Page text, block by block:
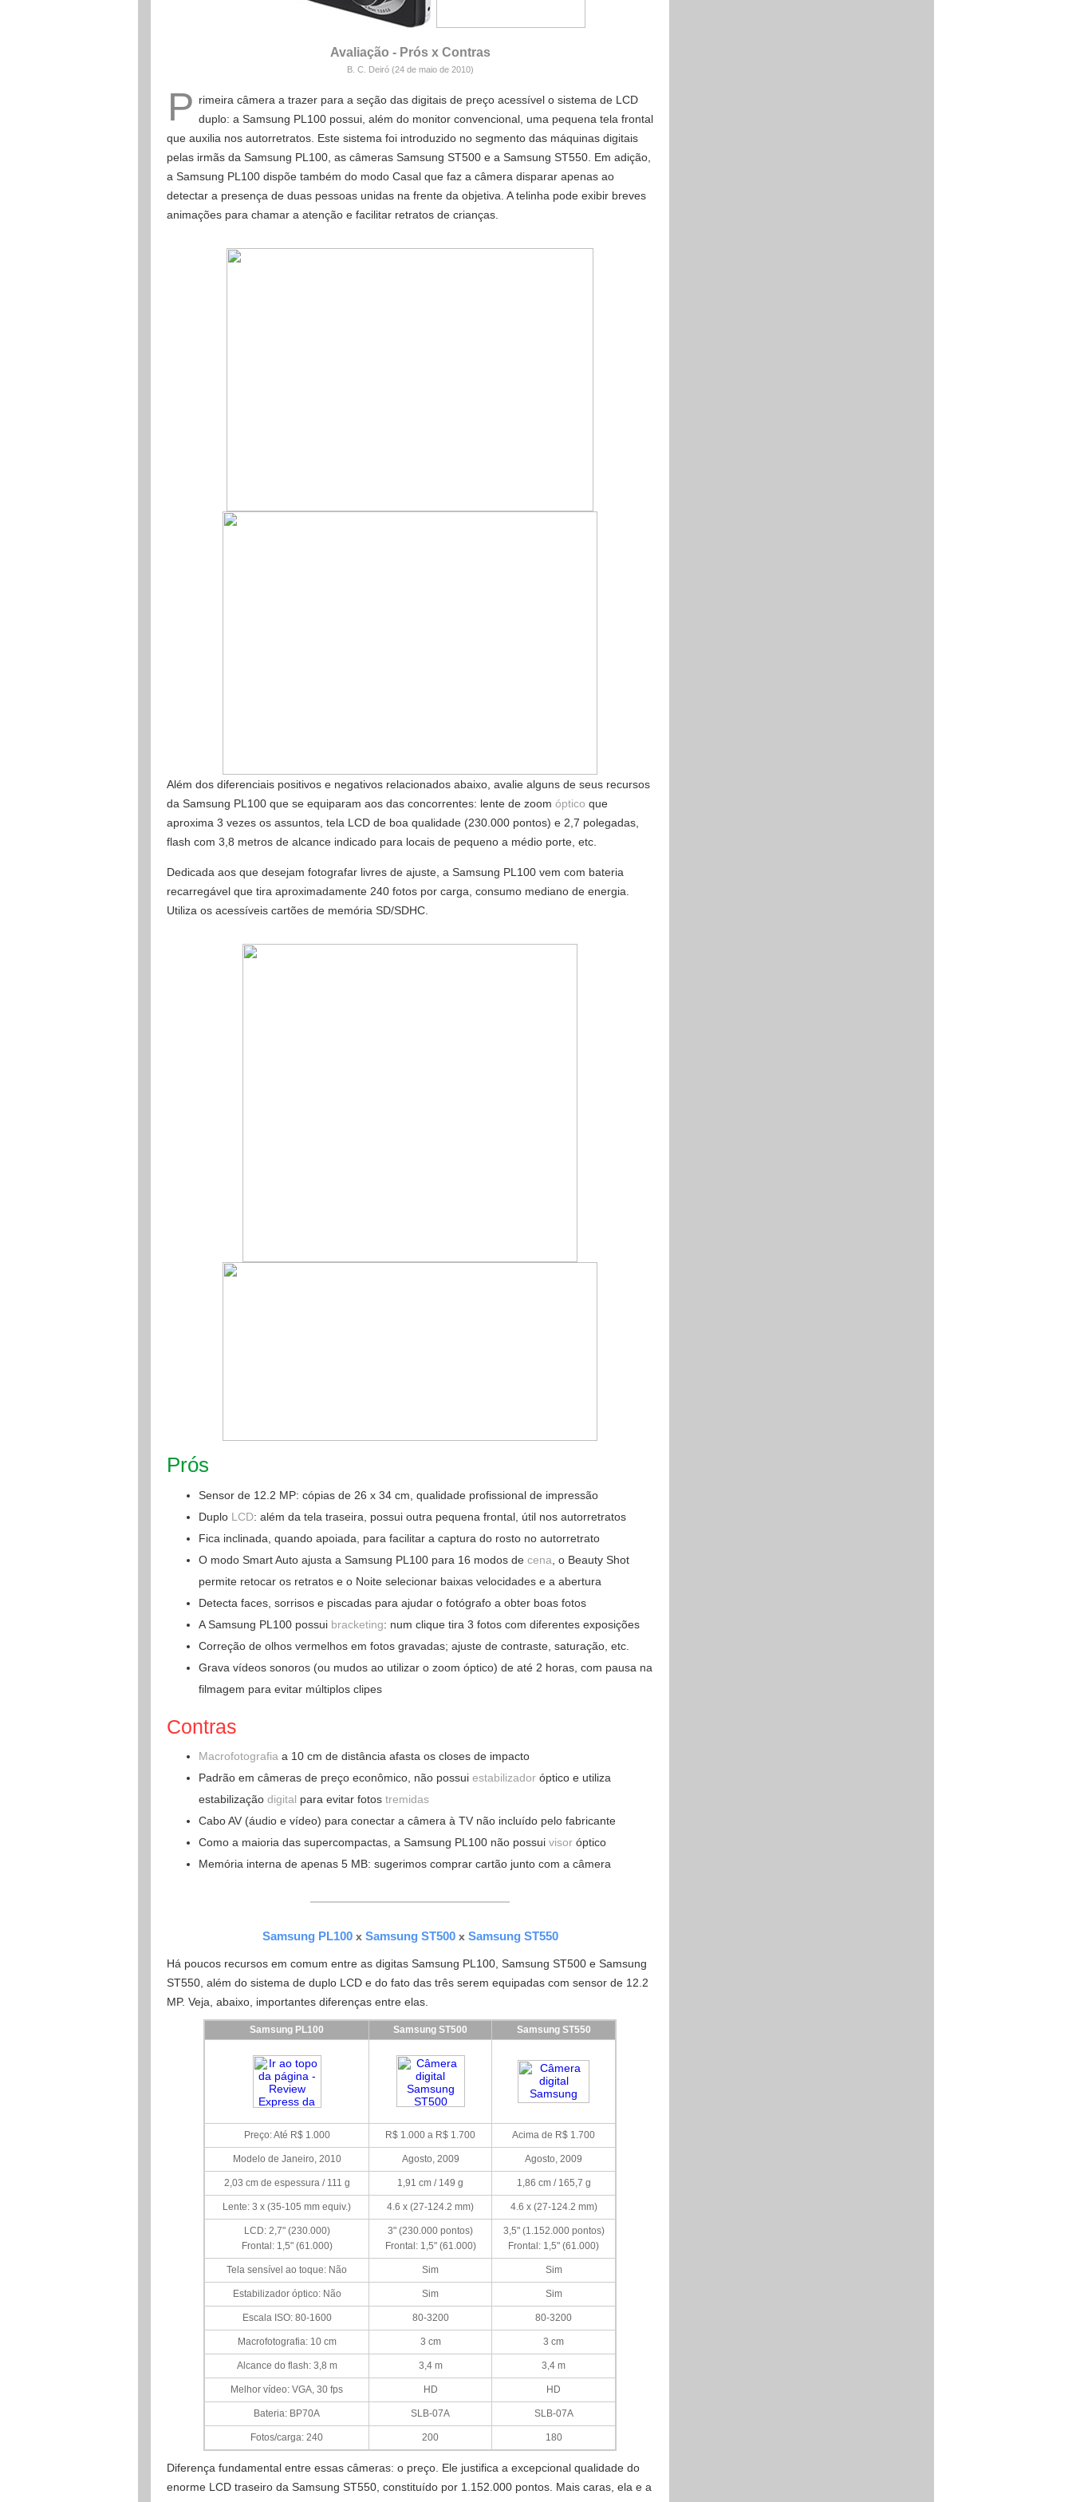
Avaliação - Prós x Contras
B. C. Deiró (24 de maio de 2010)
P rimeira câmera a trazer para a seção das digitais de preço acessível o sistema de LCD
duplo: a Samsung PL100 possui, além do monitor convencional, uma pequena tela frontal
que auxilia nos autorretratos. Este sistema foi introduzido no segmento das máquinas digitais
pelas irmãs da Samsung PL100, as câmeras Samsung ST500 e a Samsung ST550. Em adição,
a Samsung PL100 dispõe também do modo Casal que faz a câmera disparar apenas ao
detectar a presença de duas pessoas unidas na frente da objetiva. A telinha pode exibir breves
animações para chamar a atenção e facilitar retratos de crianças.
Além dos diferenciais positivos e negativos relacionados abaixo, avalie alguns de seus recursos
da Samsung PL100 que se equiparam aos das concorrentes: lente de zoom óptico que
aproxima 3 vezes os assuntos, tela LCD de boa qualidade (230.000 pontos) e 2,7 polegadas,
flash com 3,8 metros de alcance indicado para locais de pequeno a médio porte, etc.
Dedicada aos que desejam fotografar livres de ajuste, a Samsung PL100 vem com bateria
recarregável que tira aproximadamente 240 fotos por carga, consumo mediano de energia.
Utiliza os acessíveis cartões de memória SD/SDHC.
Prós
Sensor de 12.2 MP: cópias de 26 x 34 cm, qualidade profissional de impressão
Duplo LCD: além da tela traseira, possui outra pequena frontal, útil nos autorretratos
Fica inclinada, quando apoiada, para facilitar a captura do rosto no autorretrato
O modo Smart Auto ajusta a Samsung PL100 para 16 modos de cena , o Beauty Shot
permite retocar os retratos e o Noite selecionar baixas velocidades e a abertura
Detecta faces, sorrisos e piscadas para ajudar o fotógrafo a obter boas fotos
A Samsung PL100 possui bracketing: num clique tira 3 fotos com diferentes exposições
Correção de olhos vermelhos em fotos gravadas; ajuste de contraste, saturação, etc.
Grava vídeos sonoros (ou mudos ao utilizar o zoom óptico) de até 2 horas, com pausa na
filmagem para evitar múltiplos clipes
Contras
Macrofotografia a 10 cm de distância afasta os closes de impacto
Padrão em câmeras de preço econômico, não possui estabilizador óptico e utiliza
estabilização digital para evitar fotos tremidas
Cabo AV (áudio e vídeo) para conectar a câmera à TV não incluído pelo fabricante
Como a maioria das supercompactas, a Samsung PL100 não possui visor óptico
Memória interna de apenas 5 MB: sugerimos comprar cartão junto com a câmera
Samsung PL100x Samsung ST500x Samsung ST550
Há poucos recursos em comum entre as digitas Samsung PL100, Samsung ST500 e Samsung
ST550, além do sistema de duplo LCD e do fato das três serem equipadas com sensor de 12.2
MP. Veja, abaixo, importantes diferenças entre elas.
Samsung PL100 Samsung ST500 Samsung ST550
Preço: Até R$ 1.000 R$ 1.000 a R$ 1.700 Acima de R$ 1.700
Modelo de Janeiro, 2010 Agosto, 2009 Agosto, 2009
2,03 cm de espessura / 111 g 1,91 cm / 149 g 1,86 cm / 165,7 g
Lente: 3 x (35-105 mm equiv.) 4.6 x (27-124.2 mm) 4.6 x (27-124.2 mm)
LCD: 2,7" (230.000)
Frontal: 1,5" (61.000)
3" (230.000 pontos)
Frontal: 1,5" (61.000)
3,5" (1.152.000 pontos)
Frontal: 1,5" (61.000)
Tela sensível ao toque: Não Sim Sim
Estabilizador óptico: Não Sim Sim
Escala ISO: 80-1600 80-3200 80-3200
Macrofotografia: 10 cm 3 cm 3 cm
Alcance do flash: 3,8 m 3,4 m 3,4 m
Melhor vídeo: VGA, 30 fps HD HD
Bateria: BP70A SLB-07A SLB-07A
Fotos/carga: 240 200 180
Diferença fundamental entre essas câmeras: o preço. Ele justifica a excepcional qualidade do
enorme LCD traseiro da Samsung ST550, constituído por 1.152.000 pontos. Mais caras, ela e a